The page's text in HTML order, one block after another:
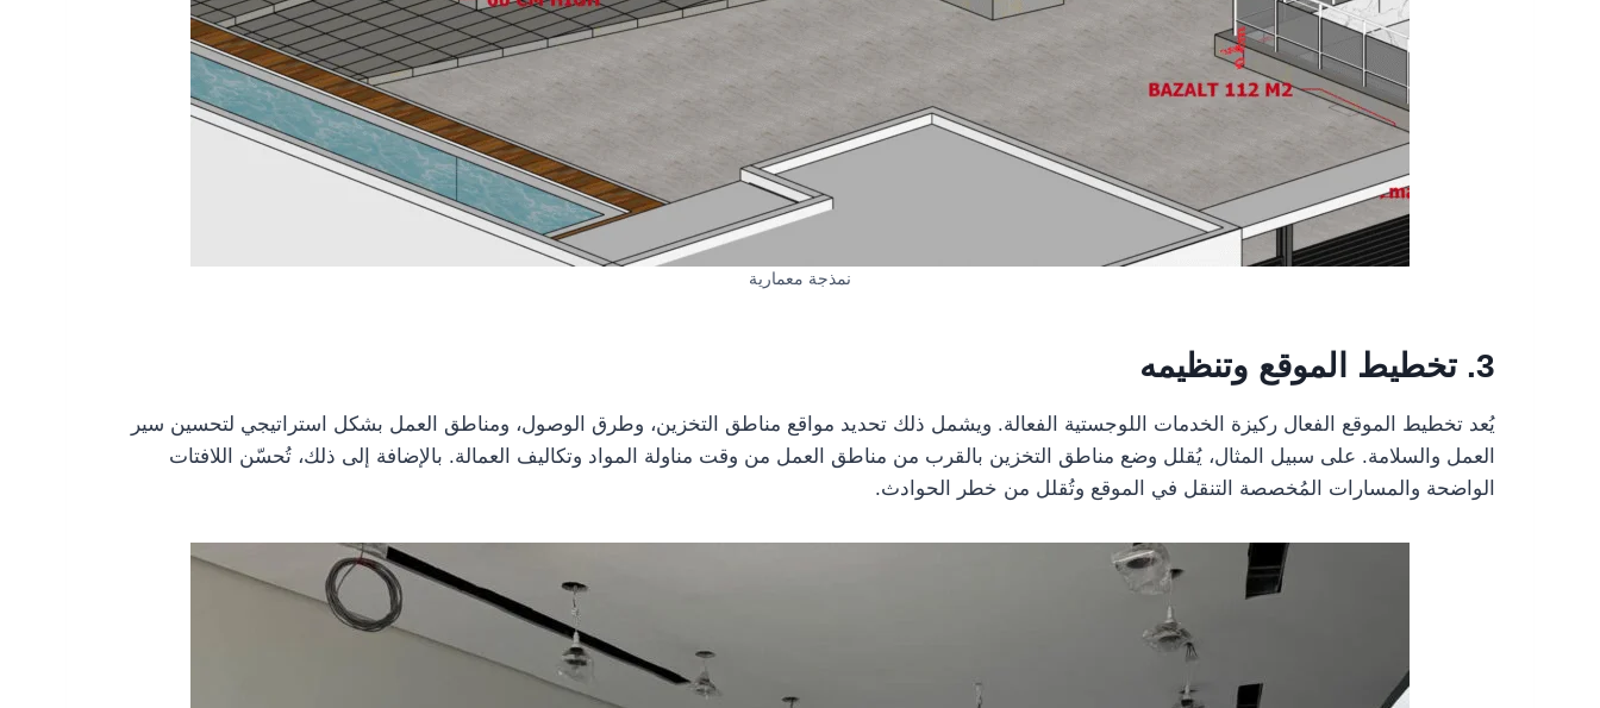
نمذجة معمارية
3. تخطيط الموقع وتنظيمه
يُعد تخطيط الموقع الفعال ركيزة الخدمات اللوجستية الفعالة. ويشمل ذلك تحديد مواقع مناطق التخزين، وطرق الوصول، ومناطق العمل بشكل استراتيجي لتحسين سير
العمل والسلامة. على سبيل المثال، يُقلل وضع مناطق التخزين بالقرب من مناطق العمل من وقت مناولة المواد وتكاليف العمالة. بالإضافة إلى ذلك، تُحسّن اللافتات
الواضحة والمسارات المُخصصة التنقل في الموقع وتُقلل من خطر الحوادث.